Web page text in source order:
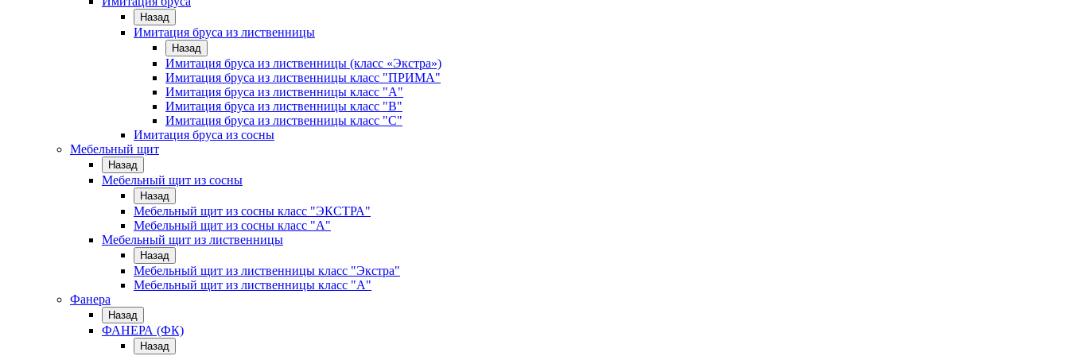
Назад
Имитация бруса из лиственницы
Назад
Имитация бруса из лиственницы (класс «Экстра»)
Имитация бруса из лиственницы класс "ПРИМА"
Имитация бруса из лиственницы класс "А"
Имитация бруса из лиственницы класс "B"
Имитация бруса из лиственницы класс "C"
Имитация бруса из сосны
Мебельный щит
Назад
Мебельный щит из сосны
Назад
Мебельный щит из сосны класс "ЭКСТРА"
Мебельный щит из сосны класс "А"
Мебельный щит из лиственницы
Назад
Мебельный щит из лиственницы класс "Экстра"
Мебельный щит из лиственницы класс "А"
Фанера
Назад
ФАНЕРА (ФК)
Назад